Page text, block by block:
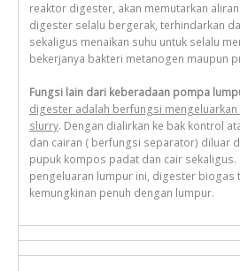
reaktor digester, akan memutarkan
digester selalu bergerak, terhindarkan
sekaligus menaikan suhu untuk selalu
bekerjanya bakteri metanogen maupun
Fungsi lain dari keberadaan pompa
digester adalah berfungsi
slurry. Dengan dialirkan ke bak kontrol
dan cairan ( berfungsi separator) diluar
pupuk kompos padat dan cair sekaligus.
pengeluaran lumpur ini, digester biogas
kemungkinan penuh dengan lumpur.